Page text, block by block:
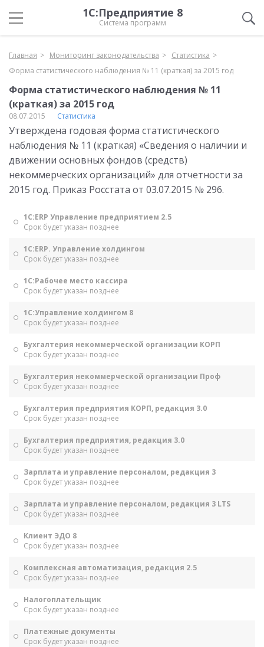
1С:Предприятие 8
Система программ
Главная Мониторинг законодательства
Статистика
Форма статистического наблюдения № 11 (краткая) за 2015 год
Форма статистического наблюдения № 11
(краткая) за 2015 год
08.07.2015 Статистика
Утверждена годовая форма статистического
наблюдения № 11 (краткая) «Сведения о наличии и
движении основных фондов (средств)
некоммерческих организаций» для отчетности за
2015 год. Приказ Росстата от 03.07.2015 № 296.
1С:ERP Управление предприятием 2.5
Срок будет указан позднее
1С:ERP. Управление холдингом
Срок будет указан позднее
1С:Рабочее место кассира
Срок будет указан позднее
1С:Управление холдингом 8
Срок будет указан позднее
Бухгалтерия некоммерческой организации КОРП
Срок будет указан позднее
Бухгалтерия некоммерческой организации Проф
Срок будет указан позднее
Бухгалтерия предприятия КОРП, редакция 3.0
Срок будет указан позднее
Бухгалтерия предприятия, редакция 3.0
Срок будет указан позднее
Зарплата и управление персоналом, редакция 3
Срок будет указан позднее
Зарплата и управление персоналом, редакция 3 LTS
Срок будет указан позднее
Клиент ЭДО 8
Срок будет указан позднее
Комплексная автоматизация, редакция 2.5
Срок будет указан позднее
Налогоплательщик
Срок будет указан позднее
Платежные документы
Срок будет указан позднее